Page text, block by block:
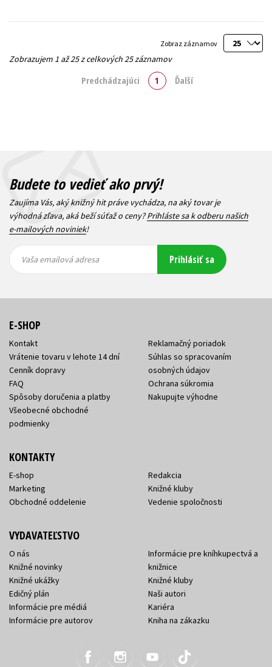
Zobraz záznamov
Zobrazujem 1 až 25 z celkových 25 záznamov
Predchádzajúci 1 Ďalší
Budete to vedieť ako prvý!
Zaujíma Vás, aký knižný hit práve vychádza, na aký tovar je
výhodná zľava, aká beží súťaž o ceny?Prihláste sa k odberu našich
e-mailových noviniek!
emailová
emailová
Vaša emailová adresa Prihlásiť sa
E-SHOP
Kontakt
Vrátenie tovaru v lehote 14 dní
Cenník dopravy
FAQ
Spôsoby doručenia a platby
Všeobecné obchodné
podmienky
Reklamačný poriadok
Súhlas so spracovaním
osobných údajov
Ochrana súkromia
Nakupujte výhodne
KONTAKTY
E-shop
Marketing
Obchodné oddelenie
Redakcia
Knižné kluby
Vedenie spoločnosti
VYDAVATEĽSTVO
O nás
Knižné novinky
Knižné ukážky
Edičný plán
Informácie pre médiá
Informácie pre autorov
Informácie pre kníhkupectvá a
knižnice
Knižné kluby
Naši autori
Kariéra
Kniha na zákazku